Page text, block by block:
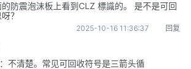
防震泡沫板上看到CLZ 標識的。 是不是可回
？
2025-10-16 11:36:37 回复
不清楚。常见可回收符号是三箭头循